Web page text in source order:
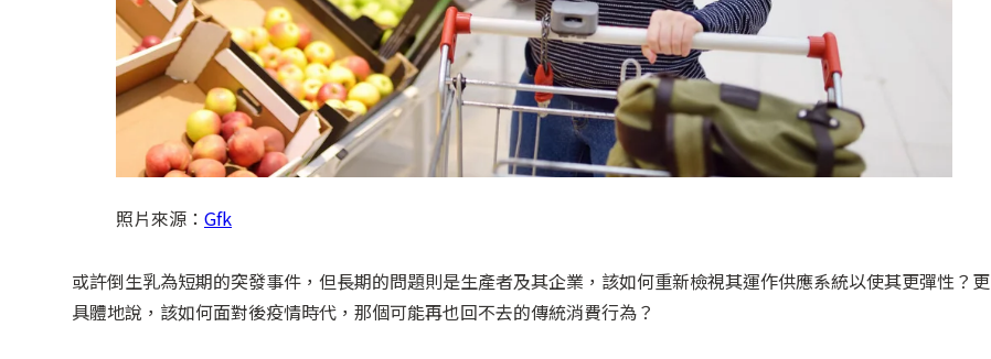
照片來源： Gfk
或許倒生乳為短期的突發事件，但長期的問題則是生產者及其企業，該如何重新檢視其運作供應系統以使其更彈性？更
具體地說，該如何面對後疫情時代，那個可能再也回不去的傳統消費行為？